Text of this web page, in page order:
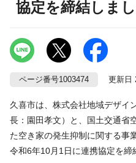
協定を締結しま
ページ番号1003474 更新日
久喜市は、株式会社地域デザイ
長：園田孝文）と、国土交通省
た空き家の発生抑制に関する事
令和6年10月1日に連携協定を締